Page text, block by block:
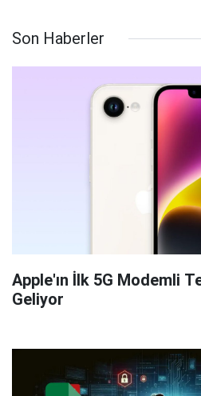
Son Haberler
Apple'ın İlk 5G Modemli
Geliyor